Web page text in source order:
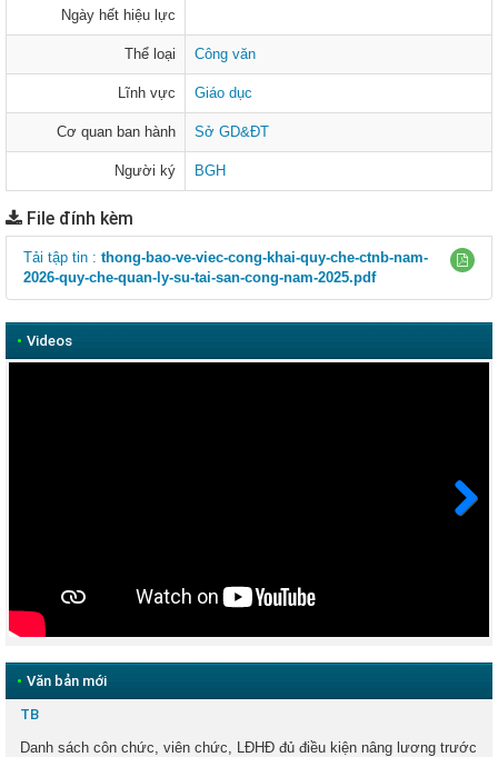
Ngày hết hiệu lực
Thể loại Công văn
Lĩnh vực Giáo dục
Cơ quan ban hành Sở GD&ĐT
Người ký BGH
File đính kèm
Tải tập tin : thong-bao-ve-viec-cong-khai-quy-che-ctnb-nam-
2026-quy-che-quan-ly-su-tai-san-cong-nam-2025.pdf
• Videos
• Văn bản mới
TB
Danh sách côn chức, viên chức, LĐHĐ đủ điều kiện nâng lương trước